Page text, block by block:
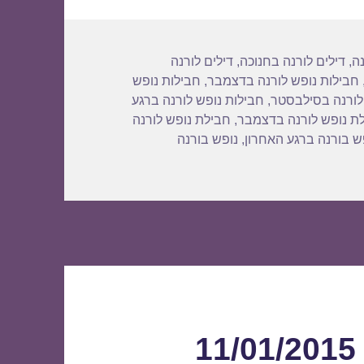
,דילים לורנה בחנוכה,דילים לורנה
, חבילות נופש לורנה בדצמבר, חבילות נופש
בסילבסטר, חבילות נופש לורנה ברגע
נופש לורנה בדצמבר, חבילת נופש לורנה
בורנה ברגע האחרון, נופש בורנה